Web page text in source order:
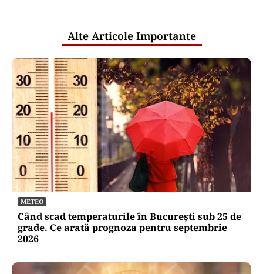
Alte Articole Importante
METEO
Când scad temperaturile în București sub 25 de
grade. Ce arată prognoza pentru septembrie
2026